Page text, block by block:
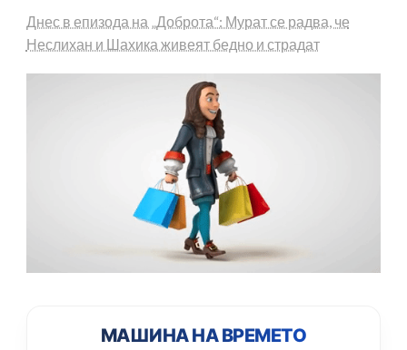
Днес в епизода на „Доброта“: Мурат се радва, че
Неслихан и Шахика живеят бедно и страдат
МАШИНА НА ВРЕМЕТО